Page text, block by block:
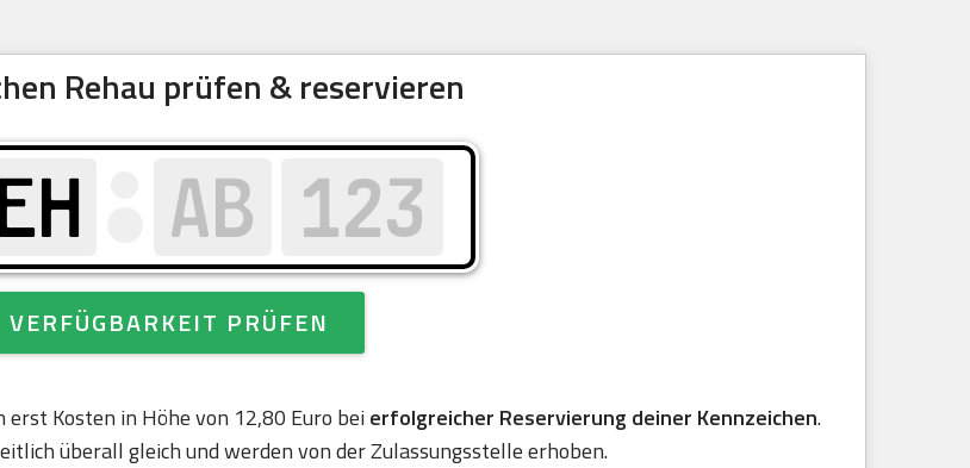
Rehau prüfen & reservieren
VERFÜGBARKEIT PRÜFEN
erst Kosten in Höhe von 12,80 Euro beierfolgreicher Reservierung deiner Kennzeichen.
überall gleich und werden von der Zulassungsstelle erhoben.